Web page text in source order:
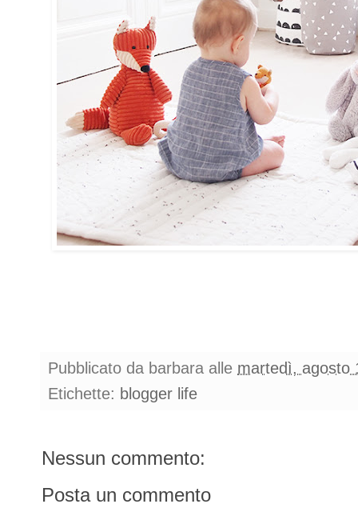
Pubblicato da barbara alle martedì, agosto
Etichette: blogger life
Nessun commento:
Posta un commento